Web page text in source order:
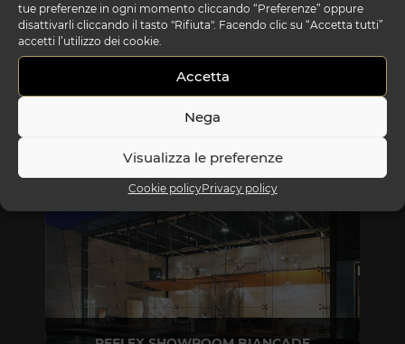
tue preferenze in ogni momento cliccando “Preferenze” oppure
disattivarli cliccando il tasto "Rifiuta". Facendo clic su “Accetta tutti”
accetti l’utilizzo dei cookie.
Accetta
Nega
Visualizza le preferenze
Cookie policyPrivacy policy
77h cm